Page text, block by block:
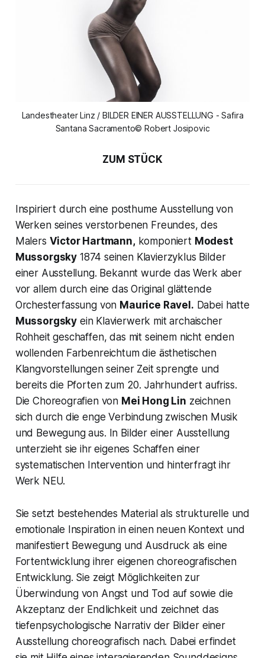
Landestheater Linz / BILDER EINER AUSSTELLUNG - Safira
Santana Sacramento© Robert Josipovic
ZUM STÜCK
Inspiriert durch eine posthume Ausstellung von
Werken seines verstorbenen Freundes, des
Malers Victor Hartmann,komponiert Modest
Mussorgsky 1874 seinen Klavierzyklus Bilder
einer Ausstellung. Bekannt wurde das Werk aber
vor allem durch eine das Original glättende
Orchesterfassung von Maurice Ravel. Dabei hatte
Mussorgsky ein Klavierwerk mit archaischer
Rohheit geschaffen, das mit seinem nicht enden
wollenden Farbenreichtum die ästhetischen
Klangvorstellungen seiner Zeit sprengte und
bereits die Pforten zum 20. Jahrhundert aufriss.
Die Choreografien von Mei Hong Lin zeichnen
sich durch die enge Verbindung zwischen Musik
und Bewegung aus. In Bilder einer Ausstellung
unterzieht sie ihr eigenes Schaffen einer
systematischen Intervention und hinterfragt ihr
Werk NEU.
Sie setzt bestehendes Material als strukturelle und
emotionale Inspiration in einen neuen Kontext und
manifestiert Bewegung und Ausdruck als eine
Fortentwicklung ihrer eigenen choreografischen
Entwicklung. Sie zeigt Möglichkeiten zur
Überwindung von Angst und Tod auf sowie die
Akzeptanz der Endlichkeit und zeichnet das
tiefenpsychologische Narrativ der Bilder einer
Ausstellung choreografisch nach. Dabei erfindet